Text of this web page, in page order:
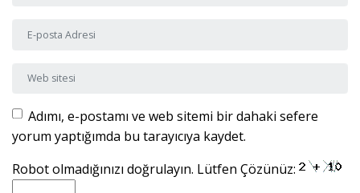
E-posta Adresi
Web sitesi
Adımı, e-postamı ve web sitemi bir dahaki sefere
yorum yaptığımda bu tarayıcıya kaydet.
Robot olmadığınızı doğrulayın. Lütfen Çözünüz: